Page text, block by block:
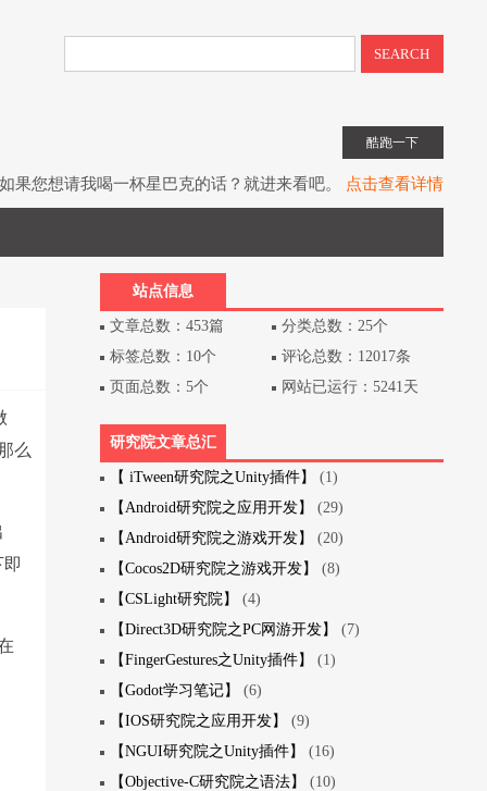
SEARCH
酷跑一下
果您想请我喝一杯星巴克的话？就进来看吧。
点击查看详情
书教程《UIToolkit下一代UI系统》全网上架。点击查看详情
么
站点信息
文章总数：453篇
分类总数：25个
标签总数：10个
评论总数：12017条
页面总数：5个
网站已运行：5241天
研究院文章总汇
【 iTween研究院之Unity插件】
(1)
【Android研究院之应用开发】
(29)
【Android研究院之游戏开发】
(20)
【Cocos2D研究院之游戏开发】
(8)
【CSLight研究院】
(4)
【Direct3D研究院之PC网游开发】
(7)
【FingerGestures之Unity插件】
(1)
【Godot学习笔记】
(6)
【IOS研究院之应用开发】
(9)
【NGUI研究院之Unity插件】
(16)
【Objective-C研究院之语法】
(10)